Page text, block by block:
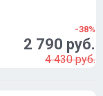
-38%
2 790 руб.
4 430 руб.